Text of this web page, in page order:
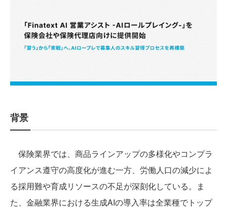
背景
保険業界では、商品ラインアップの多様化やコンプラ
イアンス遵守の高度化が進む一方、労働人口の減少によ
る採用難や育成リソースの不足が深刻化している。ま
た、金融業界における生成AIの導入率は全業種でトップ